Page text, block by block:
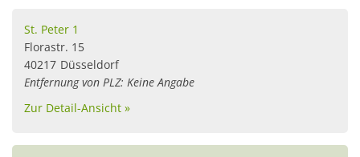
St. Peter 1
Florastr. 15
40217 Düsseldorf
Entfernung von PLZ: Keine Angabe
Zur Detail-Ansicht »